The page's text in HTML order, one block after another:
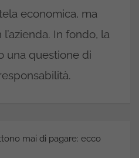
economica, ma
In fondo, la
una questione di
mai di pagare: ecco